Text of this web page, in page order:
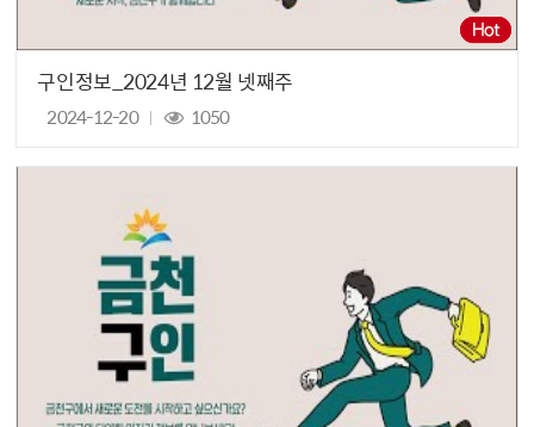
구인정보_2024년 12월 넷째주
2024-12-20 1050